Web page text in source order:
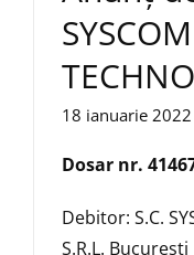
18 ianuarie 2022
Dosar nr.
Debitor: S.C.
S.R.L. București